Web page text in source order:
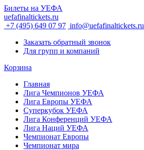
Билеты на УЕФА
uefafinaltickets.ru
+7 (495) 649 07 97 info@uefafinaltickets.ru
Заказать обратный звонок
Для групп и компаний
Корзина
Главная
Лига Чемпионов УЕФА
Лига Европы УЕФА
Суперкубок УЕФА
Лига Конференций УЕФА
Лига Наций УЕФА
Чемпионат Европы
Чемпионат мира